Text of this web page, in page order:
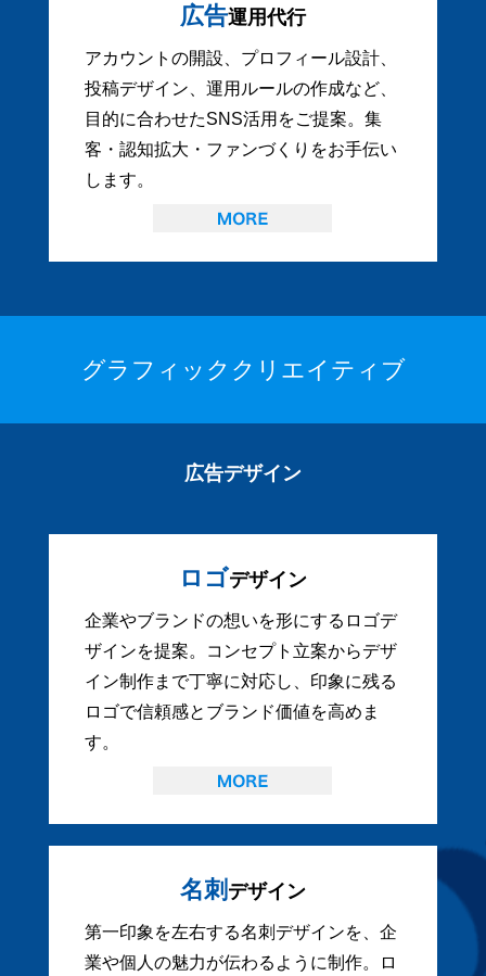
広告運用代行
アカウントの開設、プロフィール設計、
投稿デザイン、運用ルールの作成など、
目的に合わせたSNS活用をご提案。集
客・認知拡大・ファンづくりをお手伝い
します。
グラフィッククリエイティブ
広告デザイン
ロゴデザイン
企業やブランドの想いを形にするロゴデ
ザインを提案。コンセプト立案からデザ
イン制作まで丁寧に対応し、印象に残る
ロゴで信頼感とブランド価値を高めま
す。
名刺 デザイン
第一印象を左右する名刺デザインを、企
業や個人の魅力が伝わるように制作。ロ